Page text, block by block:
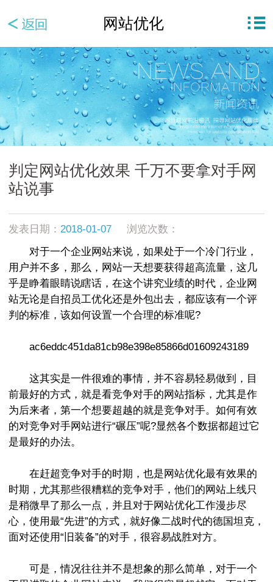
网站优化
判定网站优化效果 千万不要拿对手网
站说事
发表日期： 2018-01-07 浏览次数：
对于一个企业网站来说，如果处于一个冷门行业，
用户并不多，那么，网站一天想要获得超高流量，这几
乎是睁着眼睛说瞎话，在这个讲究业绩的时代，企业网
站无论是自招员工优化还是外包出去，都应该有一个评
判的标准，该如何设置一个合理的标准呢?
ac6eddc451da81cb98e398e85866d01609243189
这其实是一件很难的事情，并不容易轻易做到，目
前最好的方式，就是看竞争对手的网站指标，尤其是作
为后来者，第一个想要超越的就是竞争对手。如何有效
的对竞争对手网站进行“碾压”呢?显然各个数据都超过它
是最好的办法。
在赶超竞争对手的时期，也是网站优化最有效果的
时期，尤其那些很糟糕的竞争对手，他们的网站上线只
是稍微早了那么一点，并且对于网站优化工作漫步尽
心，使用最“先进”的方式，就好像二战时代的德国坦克，
面对还使用“旧装备”的对手，很容易战胜对方。
可是，情况往往并不是想象的那么简单，对于一个